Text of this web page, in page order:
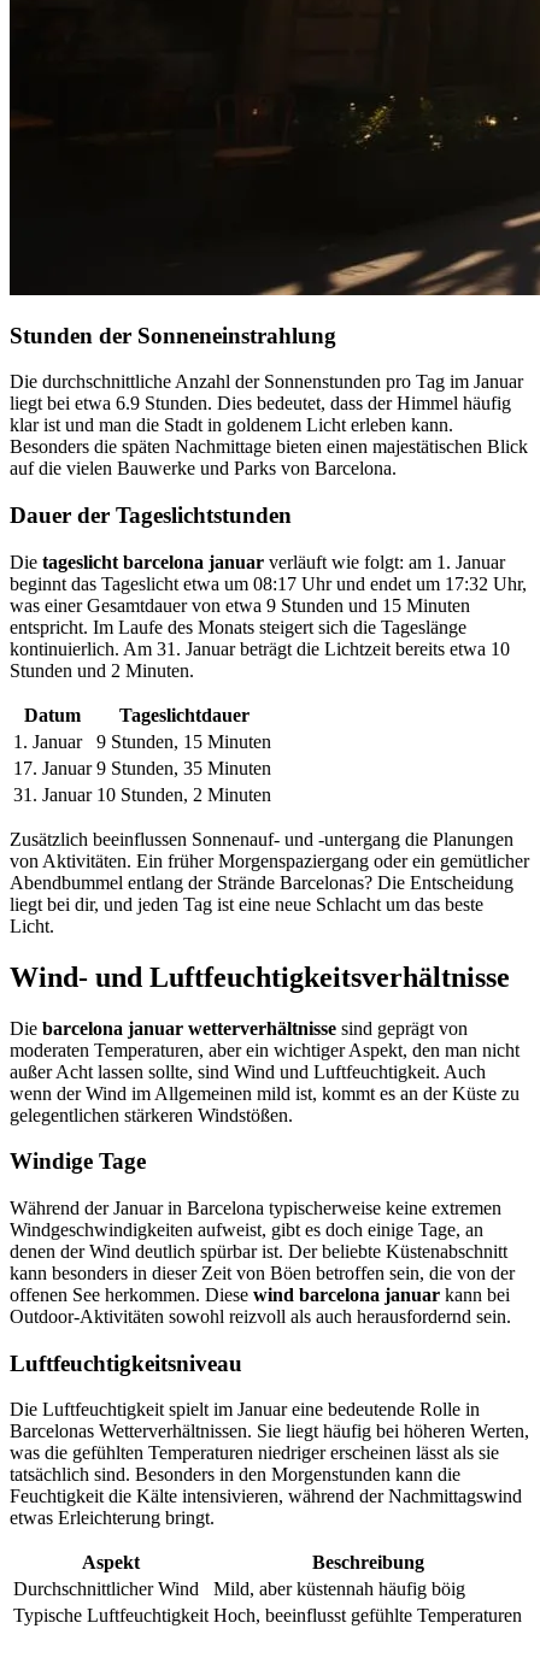
Stunden der Sonneneinstrahlung
Die durchschnittliche Anzahl der Sonnenstunden pro Tag im Januar
liegt bei etwa 6.9 Stunden. Dies bedeutet, dass der Himmel häufig
klar ist und man die Stadt in goldenem Licht erleben kann.
Besonders die späten Nachmittage bieten einen majestätischen Blick
auf die vielen Bauwerke und Parks von Barcelona.
Dauer der Tageslichtstunden
Die tageslicht barcelona januar verläuft wie folgt: am 1. Januar
beginnt das Tageslicht etwa um 08:17 Uhr und endet um 17:32 Uhr,
was einer Gesamtdauer von etwa 9 Stunden und 15 Minuten
entspricht. Im Laufe des Monats steigert sich die Tageslänge
kontinuierlich. Am 31. Januar beträgt die Lichtzeit bereits etwa 10
Stunden und 2 Minuten.
Datum
Tageslichtdauer
1. Januar
9 Stunden, 15 Minuten
17. Januar 9 Stunden, 35 Minuten
31. Januar 10 Stunden, 2 Minuten
Zusätzlich beeinflussen Sonnenauf- und -untergang die Planungen
von Aktivitäten. Ein früher Morgenspaziergang oder ein gemütlicher
Abendbummel entlang der Strände Barcelonas? Die Entscheidung
liegt bei dir, und jeden Tag ist eine neue Schlacht um das beste
Licht.
Wind- und Luftfeuchtigkeitsverhältnisse
Die barcelona januar wetterverhältnisse sind geprägt von
moderaten Temperaturen, aber ein wichtiger Aspekt, den man nicht
außer Acht lassen sollte, sind Wind und Luftfeuchtigkeit. Auch
wenn der Wind im Allgemeinen mild ist, kommt es an der Küste zu
gelegentlichen stärkeren Windstößen.
Windige Tage
Während der Januar in Barcelona typischerweise keine extremen
Windgeschwindigkeiten aufweist, gibt es doch einige Tage, an
denen der Wind deutlich spürbar ist. Der beliebte Küstenabschnitt
kann besonders in dieser Zeit von Böen betroffen sein, die von der
offenen See herkommen. Diese wind barcelona januar kann bei
Outdoor-Aktivitäten sowohl reizvoll als auch herausfordernd sein.
Luftfeuchtigkeitsniveau
Die Luftfeuchtigkeit spielt im Januar eine bedeutende Rolle in
Barcelonas Wetterverhältnissen. Sie liegt häufig bei höheren Werten,
was die gefühlten Temperaturen niedriger erscheinen lässt als sie
tatsächlich sind. Besonders in den Morgenstunden kann die
Feuchtigkeit die Kälte intensivieren, während der Nachmittagswind
etwas Erleichterung bringt.
Aspekt
Beschreibung
Durchschnittlicher Wind
Mild, aber küstennah häufig böig
Typische Luftfeuchtigkeit Hoch, beeinflusst gefühlte Temperaturen